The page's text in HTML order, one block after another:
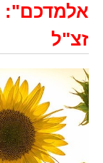
אלמדכם":
זצ"ל